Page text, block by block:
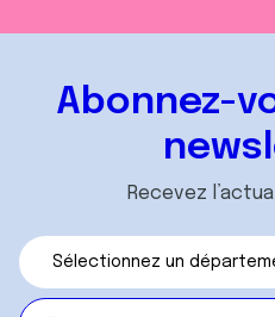
Abonnez-
Recevez